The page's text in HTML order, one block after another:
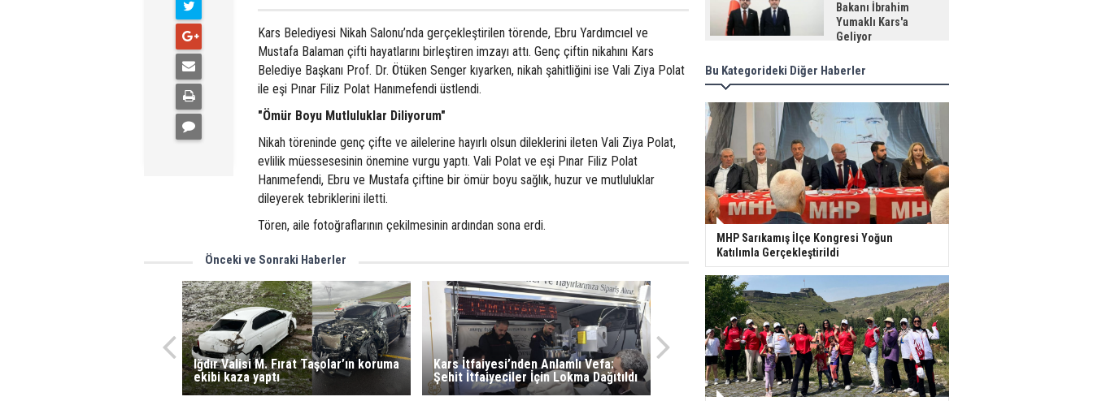
​Kars Belediyesi Nikah Salonu’nda gerçekleştirilen törende, Ebru Yardımcıel ve
Mustafa Balaman çifti hayatlarını birleştiren imzayı attı. Genç çiftin nikahını Kars
Belediye Başkanı Prof. Dr. Ötüken Senger kıyarken, nikah şahitliğini ise Vali Ziya Polat
ile eşi Pınar Filiz Polat Hanımefendi üstlendi.
​"Ömür Boyu Mutluluklar Diliyorum"
​Nikah töreninde genç çifte ve ailelerine hayırlı olsun dileklerini ileten Vali Ziya Polat,
evlilik müessesesinin önemine vurgu yaptı. Vali Polat ve eşi Pınar Filiz Polat
Hanımefendi, Ebru ve Mustafa çiftine bir ömür boyu sağlık, huzur ve mutluluklar
dileyerek tebriklerini iletti.
​Tören, aile fotoğraflarının çekilmesinin ardından sona erdi.
Önceki ve Sonraki Haberler
Iğdır Valisi M. Fırat Taşolar’ın koruma
ekibi kaza yaptı
Kars İtfaiyesi’nden Anlamlı Vefa:
Şehit İtfaiyeciler İçin Lokma Dağıtıldı
Bakanı İbrahim
Yumaklı Kars'a
Geliyor
Bu Kategorideki Diğer Haberler
MHP Sarıkamış İlçe Kongresi Yoğun
Katılımla Gerçekleştirildi